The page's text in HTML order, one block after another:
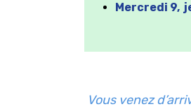
Mercredi 9,
Vous venez